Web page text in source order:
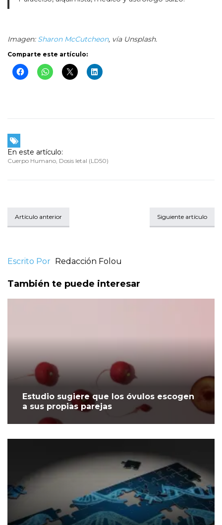
Imagen: Sharon McCutcheon, vía Unsplash.
Comparte este artículo:
En este artículo:
Cuerpo Humano Dosis letal (LD50)
Artículo anterior Siguiente artículo
Escrito Por Redacción Folou
También te puede interesar
Estudio sugiere que los óvulos escogen
a sus propias parejas